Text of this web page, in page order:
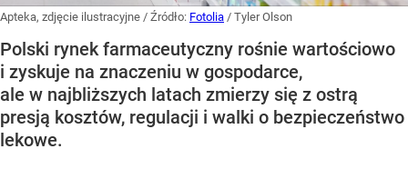
Apteka, zdjęcie ilustracyjne / Źródło: Fotolia / Tyler Olson
Polski rynek farmaceutyczny rośnie wartościowo
i zyskuje na znaczeniu w gospodarce,
ale w najbliższych latach zmierzy się z ostrą
presją kosztów, regulacji i walki o bezpieczeństwo
lekowe.